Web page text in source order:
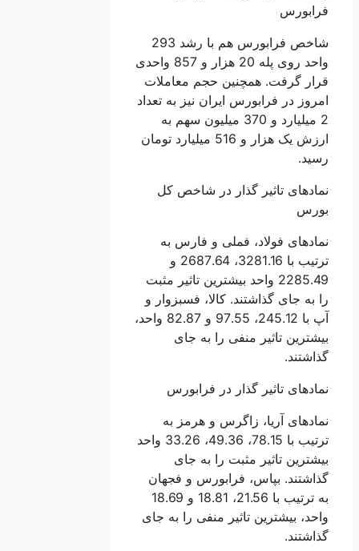
فرابورس
شاخص فرابورس هم با رشد 293
واحد روی پله 20 هزار و 857 واحدی
قرار گرفت. همچنین حجم معاملات
امروز در فرابورس ایران نیز به تعداد
2 میلیارد و 370 میلیون سهم به
ارزش یک هزار و 516 میلیارد تومان
رسید.
نماد‌های تاثیر گذار در شاخص کل
بورس
نماد‌های فولاد، فملی و فارس به
ترتیب با 3281.16، 2687.64 و
2285.49 واحد بیشترین تاثیر مثبت
را به جای گذاشتند. کالا، فسبزوار و
آپ با 245.12، 97.55 و 82.87 واحد،
بیشترین تاثیر منفی را به جای
گذاشتند.
نماد‌های تاثیر گذار در فرابورس
نماد‌های آریا، زاگرس و هرمز به
ترتیب با 78.15، 49.36، 33.26 واحد
بیشترین تاثیر مثبت را به جای
گذاشتند. بپاس، فرابورس و فجهان
به ترتیب با 21.56، 18.81 و 18.69
واحد، بیشترین تاثیر منفی را به جای
گذاشتند.